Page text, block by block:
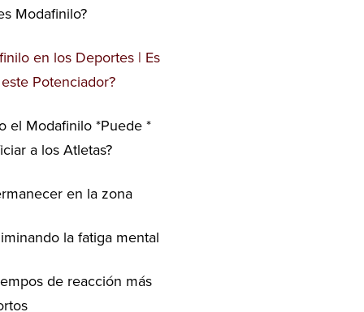
Modafinilo?
en los Deportes | Es
Potenciador?
el Modafinilo *Puede *
a los Atletas?
en la zona
la fatiga mental
de reacción más